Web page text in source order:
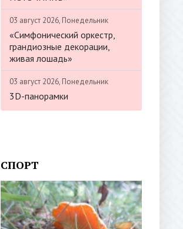
03 август 2026, Понедельник
«Симфонический оркестр,
грандиозные декорации,
живая лошадь»
03 август 2026, Понедельник
3D-панорамки
СПОРТ